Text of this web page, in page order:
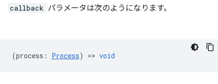
callback パラメータは次のようになります。
(process : Process) => void